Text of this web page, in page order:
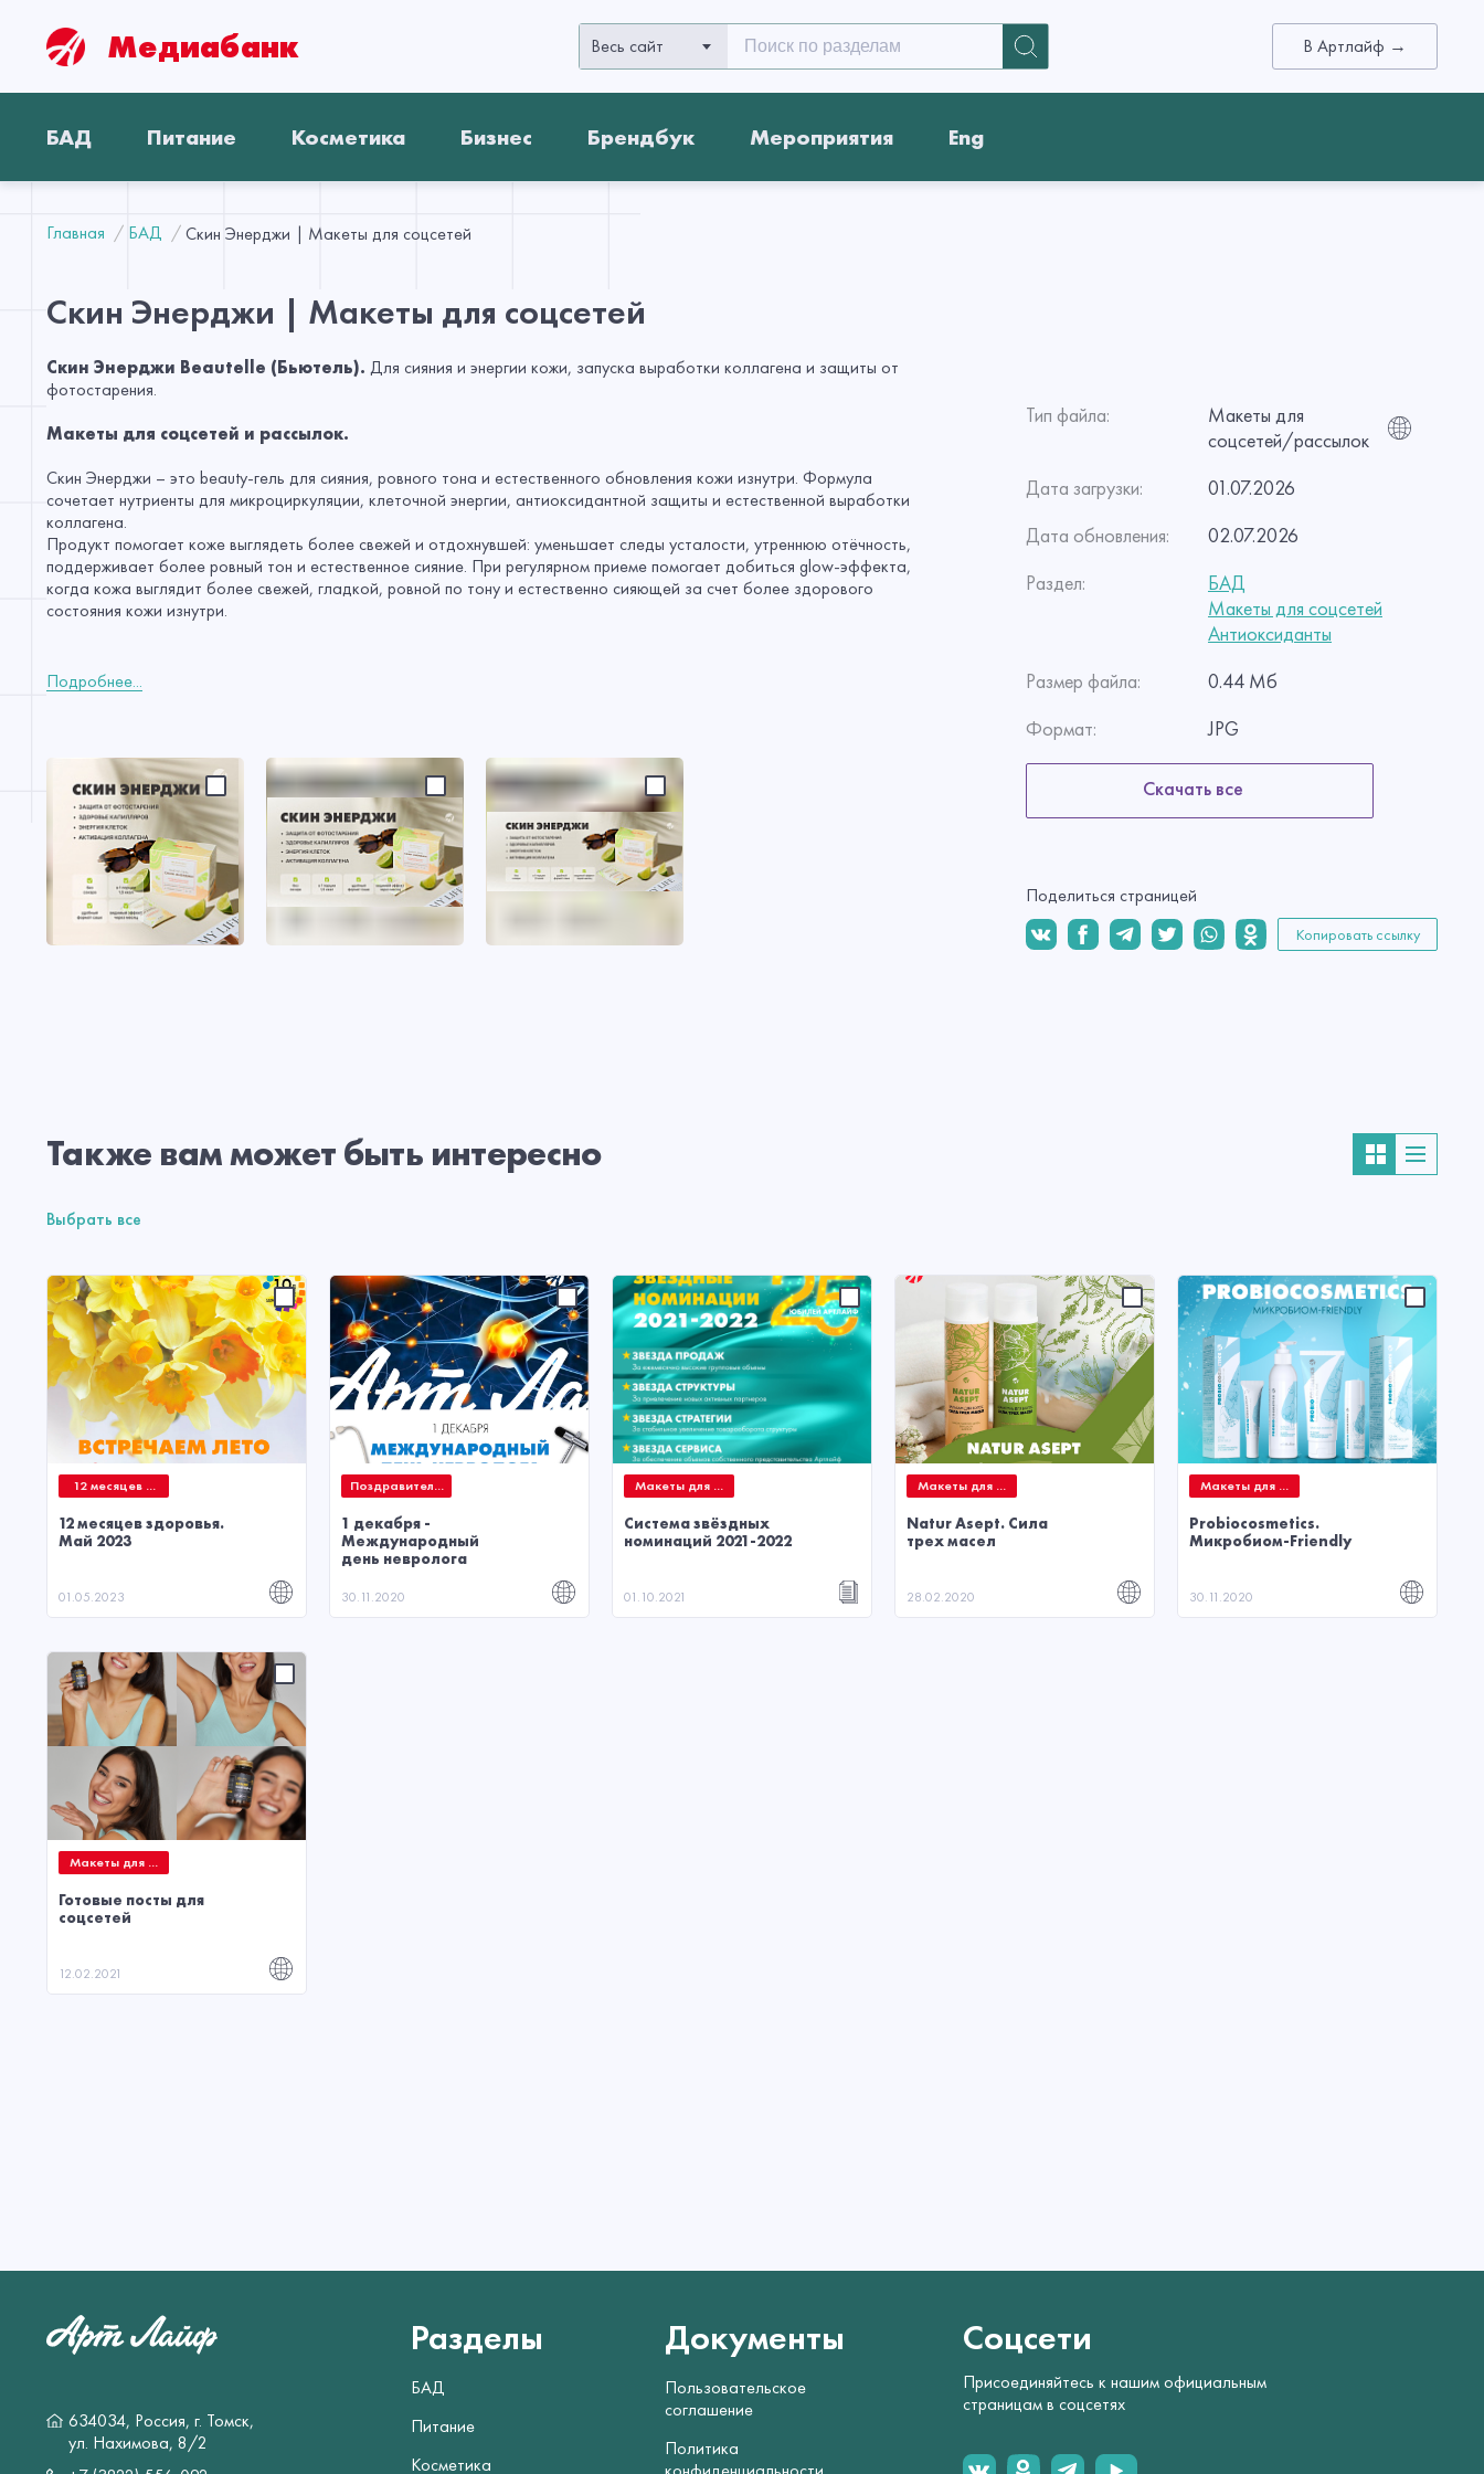
Медиабанк Весь сайт В Артлайф →
БАД Питание Косметика Бизнес Брендбук Мероприятия Eng
Главная БАД Скин Энерджи | Макеты для соцсетей
Скин Энерджи | Макеты для соцсетей
Скин Энерджи Beautelle (Бьютель). Для сияния и энергии кожи, запуска выработки коллагена и защиты от
фотостарения.
Макеты для соцсетей и рассылок.
Скин Энерджи – это beauty-гель для сияния, ровного тона и естественного обновления кожи изнутри. Формула
сочетает нутриенты для микроциркуляции, клеточной энергии, антиоксидантной защиты и естественной выработки
коллагена.
Продукт помогает коже выглядеть более свежей и отдохнувшей: уменьшает следы усталости, утреннюю отёчность,
поддерживает более ровный тон и естественное сияние. При регулярном приеме помогает добиться glow-эффекта,
когда кожа выглядит более свежей, гладкой, ровной по тону и естественно сияющей за счет более здорового
состояния кожи изнутри.
Подробнее...
Тип файла:
Макеты для
соцсетей/рассылок
Дата загрузки:
01.07.2026
Дата обновления:
02.07.2026
Раздел:
БАД
Макеты для соцсетей
Антиоксиданты
Размер файла:
0.44 Мб
Формат:
JPG
Скачать все
Поделиться страницей
Копировать ссылку
Также вам может быть интересно
Выбрать все
12 месяцев ...
12 месяцев здоровья.
Май 2023
01.05.2023
Поздравител...
1 декабря -
Международный
день невролога
30.11.2020
Макеты для ...
Система звёздных
номинаций 2021-2022
01.10.2021
Макеты для ...
Natur Asept. Сила
трех масел
28.02.2020
Макеты для ...
Probiocosmetics.
Микробиом-Friendly
30.11.2020
Макеты для ...
Готовые посты для
соцсетей
12.02.2021
634034, Россия, г. Томск,
ул. Нахимова, 8/2
Разделы
БАД
Питание
Косметика
Документы
Пользовательское
соглашение
Политика
Соцсети
Присоединяйтесь к нашим официальным
страницам в соцсетях